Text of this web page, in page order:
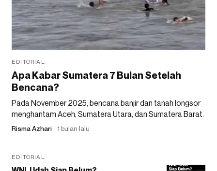
EDITORIAL
Apa Kabar Sumatera 7 Bulan Setelah
Bencana?
Pada November 2025, bencana banjir dan tanah longsor
menghantam Aceh, Sumatera Utara, dan Sumatera Barat.
Risma Azhari 1 bulan lalu
EDITORIAL